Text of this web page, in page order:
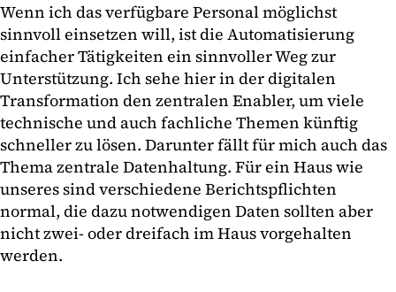
Wenn ich das verfügbare Personal möglichst
sinnvoll einsetzen will, ist die Automatisierung
einfacher Tätigkeiten ein sinnvoller Weg zur
Unterstützung. Ich sehe hier in der digitalen
Transformation den zentralen Enabler, um viele
technische und auch fachliche Themen künftig
schneller zu lösen. Darunter fällt für mich auch das
Thema zentrale Datenhaltung. Für ein Haus wie
unseres sind verschiedene Berichtspflichten
normal, die dazu notwendigen Daten sollten aber
nicht zwei- oder dreifach im Haus vorgehalten
werden.